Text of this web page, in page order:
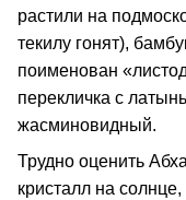
растили на
текилу гонят),
поименован
перекличка с
жасминовидный.
Трудно оценить
кристалл на